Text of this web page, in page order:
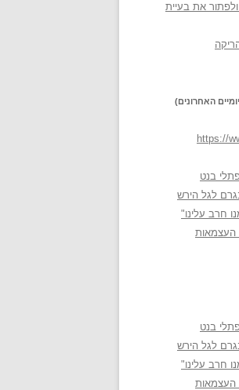
את בעיית
האחרונים)
https://
בנט
לגל הירש
בנט
לגל הירש